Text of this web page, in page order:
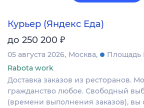
Курьер (Яндекс Еда)
до 250 200 ₽
05 августа 2026 Москва
Площадь
Rabota work
Доставка заказов из ресторанов.
гражданство любое. Свободный
(времени выполнения заказов), вы